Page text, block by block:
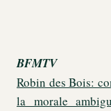
BFMTV
Robin des Bois:
la morale